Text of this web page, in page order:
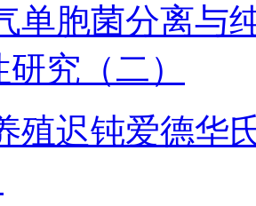
单胞菌分离与
究（二）
殖迟钝爱德华